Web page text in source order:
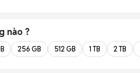
nào ?
256 GB 512 GB 1 TB 2 TB